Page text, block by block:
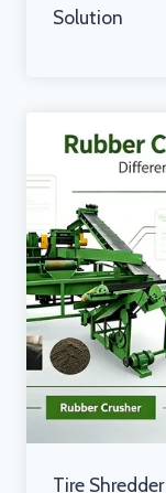
Solution
Tire